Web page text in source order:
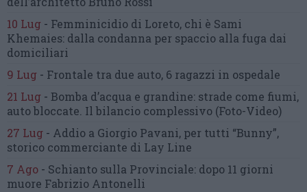
10 Lug - Femminicidio di Loreto, chi è Sami
Khemaies: dalla condanna per spaccio alla fuga dai
domiciliari
9 Lug - Frontale tra due auto, 6 ragazzi in ospedale
21 Lug - Bomba d’acqua e grandine: strade come fiumi,
auto bloccate. Il bilancio complessivo (Foto-Video)
27 Lug - Addio a Giorgio Pavani, per tutti “Bunny”,
storico commerciante di Lay Line
7 Ago - Schianto sulla Provinciale: dopo 11 giorni
muore Fabrizio Antonelli